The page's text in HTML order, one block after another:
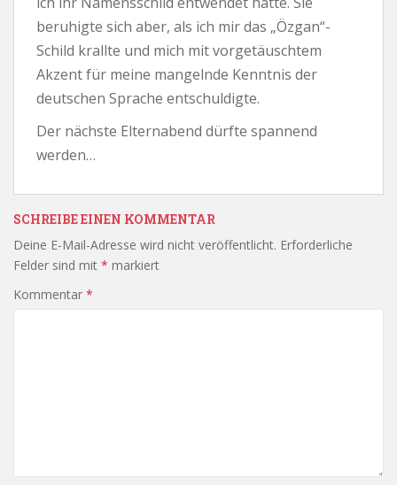
beruhigte sich aber, als ich mir das „Özgan“-
Schild krallte und mich mit vorgetäuschtem
Akzent für meine mangelnde Kenntnis der
deutschen Sprache entschuldigte.
Der nächste Elternabend dürfte spannend
werden…
SCHREIBE EINEN KOMMENTAR
Deine E-Mail-Adresse wird nicht veröffentlicht. Erforderliche
Felder sind mit * markiert
Kommentar *